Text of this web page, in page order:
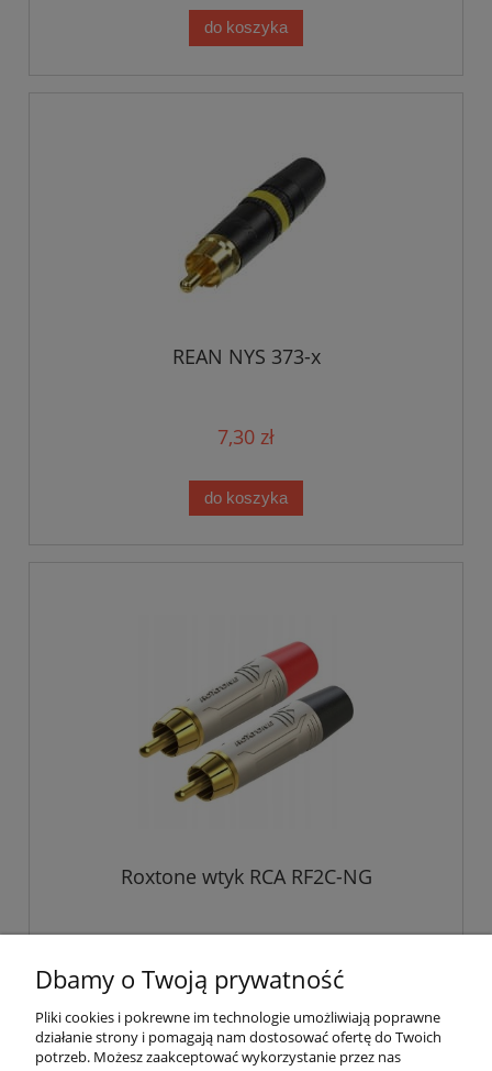
do koszyka
REAN NYS 373-x
7,30 zł
do koszyka
Roxtone wtyk RCA RF2C-NG
do koszyka
Dbamy o Twoją prywatność
Pliki cookies i pokrewne im technologie umożliwiają poprawne
działanie strony i pomagają nam dostosować ofertę do Twoich
potrzeb. Możesz zaakceptować wykorzystanie przez nas